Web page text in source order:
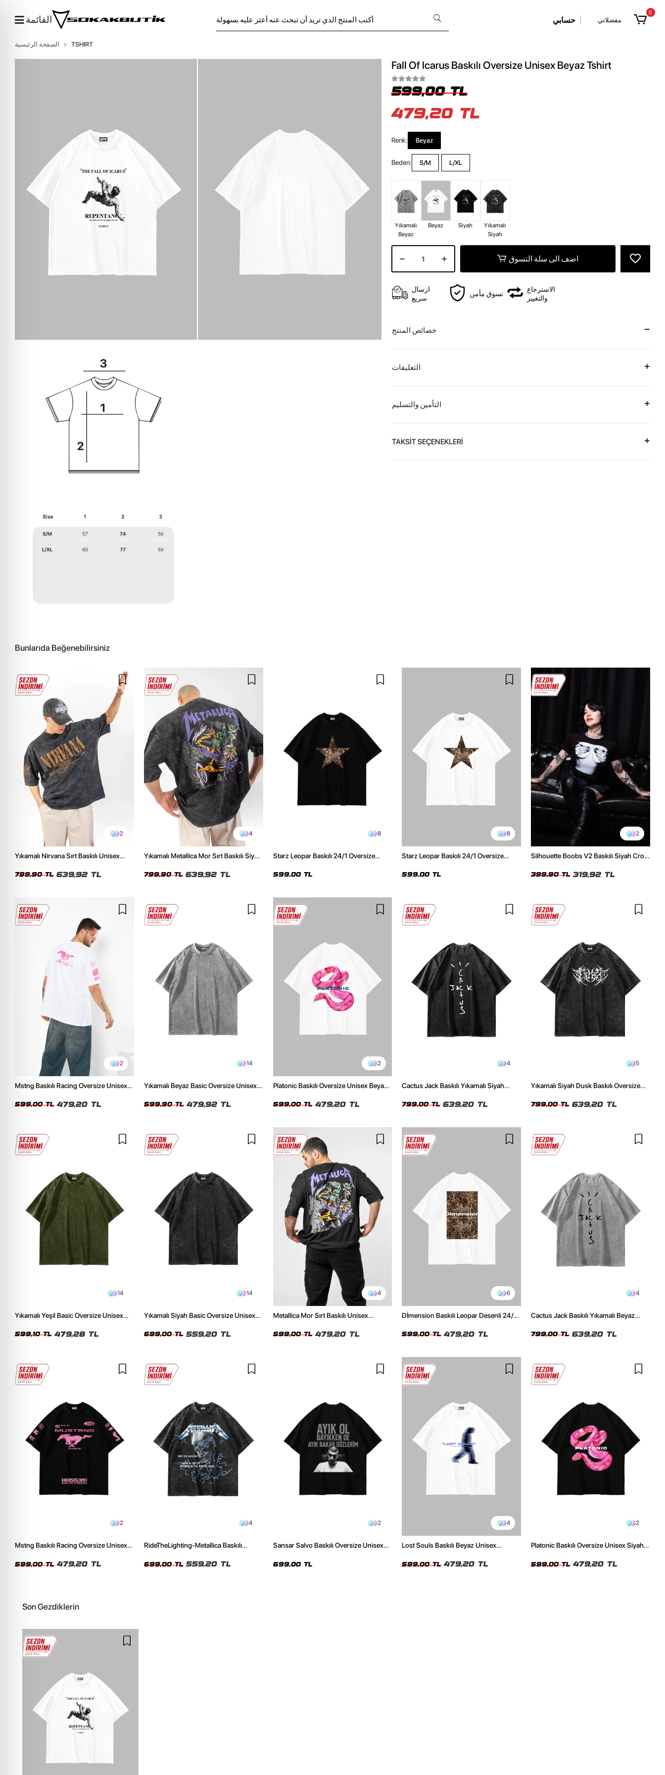
القائمة حسابي مفضلاتي
0
الصفحة الرئيسية TSHIRT
Fall Of Icarus Baskılı Oversize Unisex Beyaz Tshirt
599,00 TL
479,20 TL
Renk: Beyaz
Beden: S/M L/XL
Yıkamalı
Beyaz
Beyaz Siyah
Yıkamalı
Siyah
اضف الى سلة التسوق
ارسال
سريع
تسوق مأمن
الاسترجاع
والتغيير
خصائص المنتج
التعليقات
التأمين والتسليم
TAKSİT SEÇENEKLERİ
Bunlarıda Beğenebilirsiniz
2
Yıkamalı Nirvana Sırt Baskılı Unisex
799,90 TL 639,92 TL
4
Yıkamalı Metallica Mor Sırt Baskılı Siyah
799,90 TL 639,92 TL
8
Starz Leopar Baskılı 24/1 Oversize
599,00 TL
8
Starz Leopar Baskılı 24/1 Oversize
599,00 TL
2
Silhouette Boobs V2 Baskılı Siyah Crop
399,90 TL 319,92 TL
2
Mstng Baskılı Racing Oversize Unisex
599,00 TL 479,20 TL
14
Yıkamalı Beyaz Basic Oversize Unisex
599,90 TL 479,92 TL
2
Platonic Baskılı Oversize Unisex Beyaz
599,00 TL 479,20 TL
4
Cactus Jack Baskılı Yıkamalı Siyah
799,00 TL 639,20 TL
5
Yıkamalı Siyah Dusk Baskılı Oversize
799,00 TL 639,20 TL
14
Yıkamalı Yeşil Basic Oversize Unisex
599,10 TL 479,28 TL
14
Yıkamalı Siyah Basic Oversize Unisex
699,00 TL 559,20 TL
4
Metallica Mor Sırt Baskılı Unisex
599,00 TL 479,20 TL
6
Dİmension Baskılı Leopar Desenli 24/1
599,00 TL 479,20 TL
4
Cactus Jack Baskılı Yıkamalı Beyaz
799,00 TL 639,20 TL
2
Mstng Baskılı Racing Oversize Unisex
599,00 TL 479,20 TL
4
RideTheLighting-Metallica Baskılı
699,00 TL 559,20 TL
2
Sansar Salvo Baskılı Oversize Unisex
699,00 TL
4
Lost Souls Baskılı Beyaz Unisex
599,00 TL 479,20 TL
2
Platonic Baskılı Oversize Unisex Siyah
599,00 TL 479,20 TL
Son Gezdiklerin